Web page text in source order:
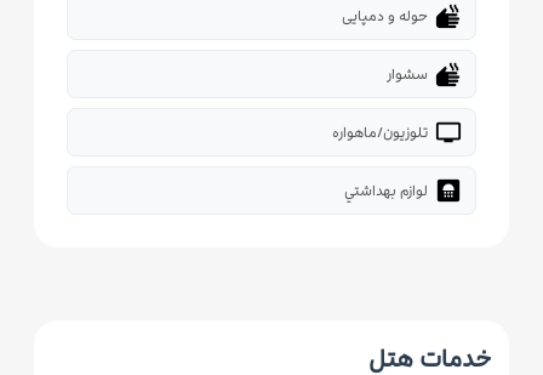
dry حوله و دمپایی
dry سشوار
tv تلوزیون/ماهواره
bathroom لوازم بهداشتي
خدمات هتل